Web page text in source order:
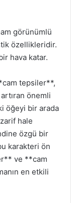
görünümlü
özellikleridir.
hava katar.
tepsiler**,
önemli
öğeyi bir arada
hale
özgü bir
karakteri ön
ve **cam
en etkili